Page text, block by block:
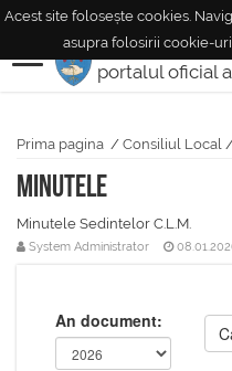
Acest site folosește cookies.
asupra folosirii cookie-
MUNICIPIUL
portalul oficial
Prima pagina / Consiliul Local
Minutele
Minutele Sedintelor C.L.M.
System Administrator